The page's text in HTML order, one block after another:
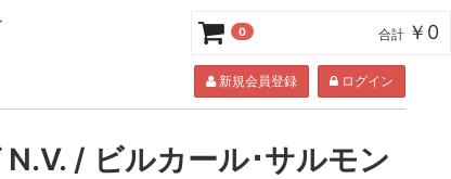
新規会員登録 ログイン
/ ビルカール･サルモン
0 合計 ￥0